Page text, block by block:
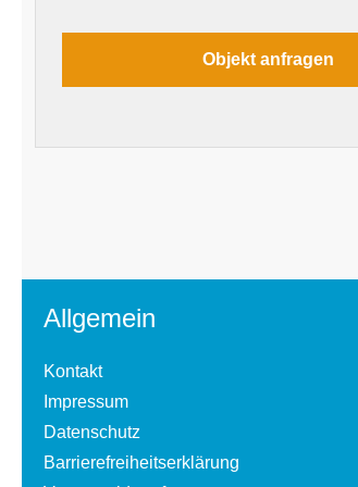
Allgemein
Kontakt
Impressum
Datenschutz
Barrierefreiheitserklärung